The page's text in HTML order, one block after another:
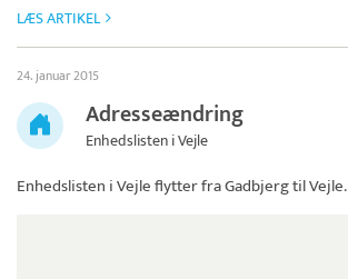
LÆS ARTIKEL
24. januar 2015
Adresseændring
Enhedslisten i Vejle
Enhedslisten i Vejleflytter fra Gadbjerg til Vejle.